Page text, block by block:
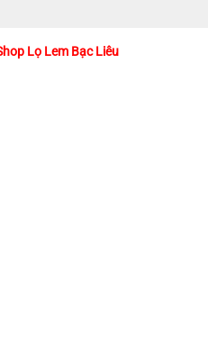
Lọ Lem Bạc Liêu